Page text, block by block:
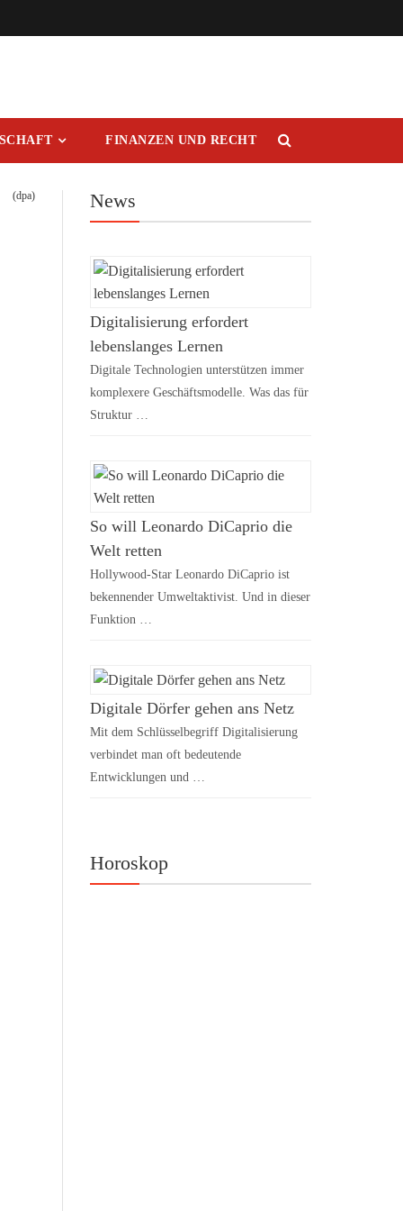
FINANZEN UND RECHT
(dpa) News
Digitalisierung erfordert
lebenslanges Lernen
Digitale Technologien unterstützen immer
komplexere Geschäftsmodelle. Was das für
Struktur …
So will Leonardo DiCaprio die
Welt retten
Hollywood-Star Leonardo DiCaprio ist
bekennender Umweltaktivist. Und in dieser
Funktion …
Digitale Dörfer gehen ans Netz
Mit dem Schlüsselbegriff Digitalisierung
verbindet man oft bedeutende
Entwicklungen und …
Horoskop